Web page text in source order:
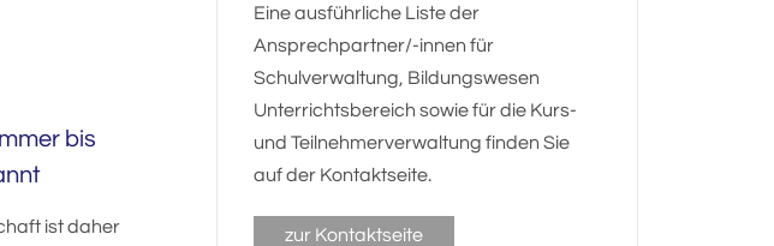
bis
ist daher
Eine ausführliche Liste der
Ansprechpartner/-innen für
Schulverwaltung, Bildungswesen
Unterrichtsbereich sowie für die Kurs-
und Teilnehmerverwaltung finden Sie
auf der Kontaktseite.
zur Kontaktseite